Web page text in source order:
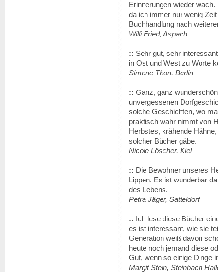
Erinnerungen wieder
da ich immer nur wenig
Buchhandlung nach
Willi Fried, Aspach
:: Sehr gut, sehr
in Ost und West zu Worte
Simone Thon, Berlin
:: Ganz, ganz
unvergessenen
solche Geschichten, wo
praktisch wahr nimmt von
Herbstes, krähende
solcher Bücher gäbe.
Nicole Löscher, Kiel
:: Die Bewohner unseres
Lippen. Es ist wunderbar
des Lebens.
Petra Jäger, Satteldorf
:: Ich lese diese Bücher
es ist interessant, wie sie
Generation weiß davon
heute noch jemand diese
Gut, wenn so einige Dinge
Margit Stein, Steinbach